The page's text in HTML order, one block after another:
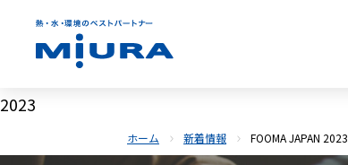
2023
ホーム 新着情報 FOOMA JAPAN 2023